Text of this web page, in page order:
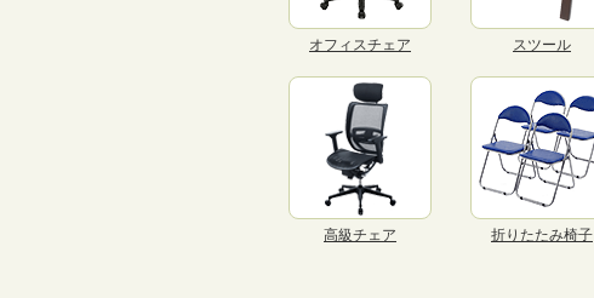
オフィスチェア スツール
高級チェア 折りたたみ椅子